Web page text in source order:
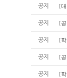
공지 [대
공지 [공
공지 [
공지 [공
공지 [